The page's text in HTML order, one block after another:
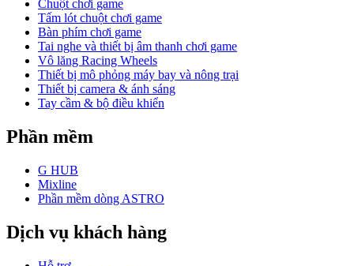
Chuột chơi game
Tấm lót chuột chơi game
Bàn phím chơi game
Tai nghe và thiết bị âm thanh chơi game
Vô lăng Racing Wheels
Thiết bị mô phỏng máy bay và nông trại
Thiết bị camera & ánh sáng
Tay cầm & bộ điều khiển
Phần mềm
G HUB
Mixline
Phần mềm dòng ASTRO
Dịch vụ khách hàng